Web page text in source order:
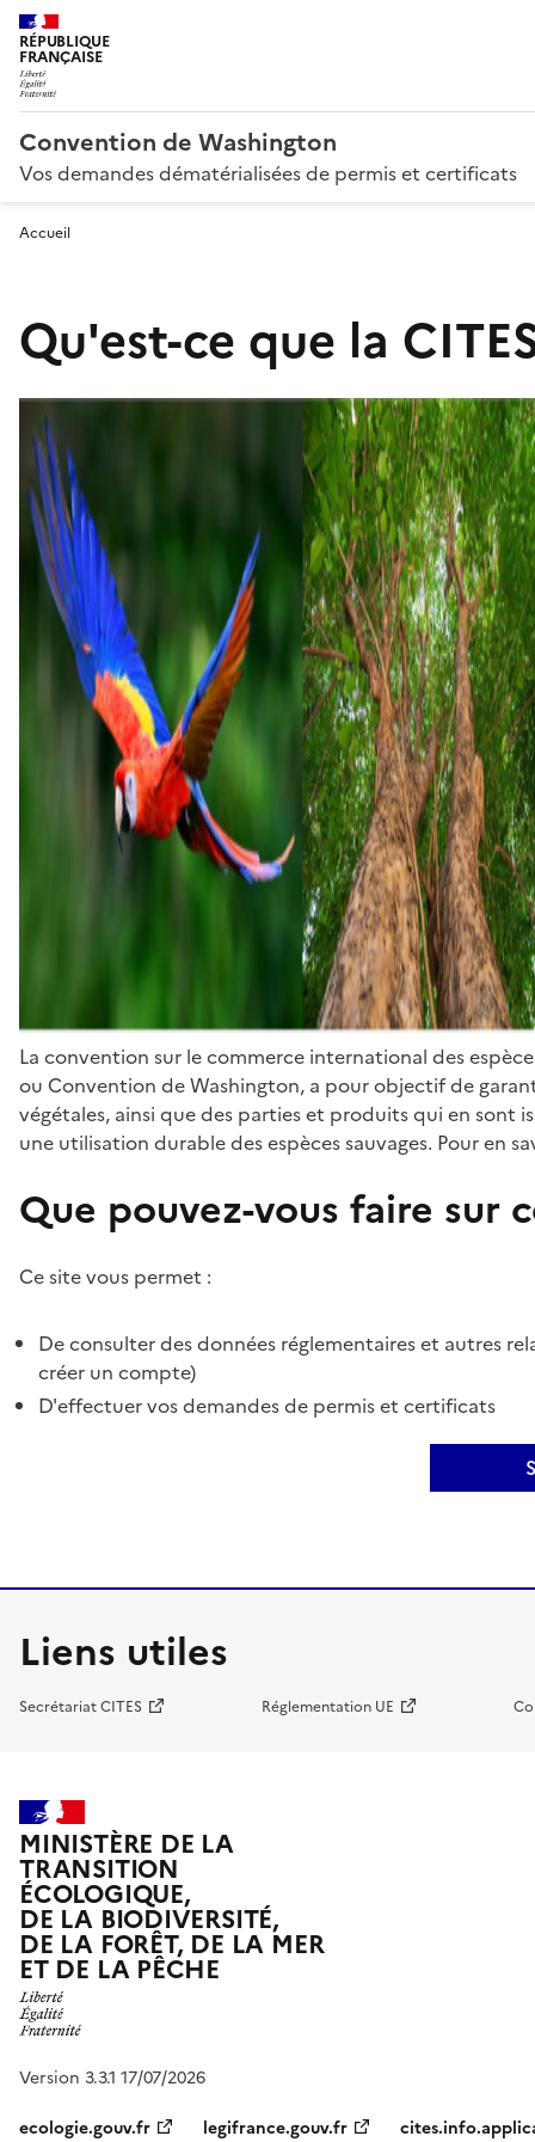
RÉPUBLIQUE
FRANÇAISE
Convention de Washington
Vos demandes dématérialisées de permis et certificats
Accueil
Qu'est-ce que la
La convention sur le commerce international des
ou Convention de Washington, a pour objectif de
végétales, ainsi que des parties et produits qui en sont
une utilisation durable des espèces sauvages. Pour en
Que pouvez-vous faire sur
Ce site vous permet :
De consulter des données réglementaires et autres
créer un compte)
D'effectuer vos demandes de permis et certificats
Liens utiles
Secrétariat CITES Réglementation UE
MINISTÈRE DE LA
TRANSITION
ÉCOLOGIQUE,
DE LA BIODIVERSITÉ,
DE LA FORÊT, DE LA MER
ET DE LA PÊCHE
Version 3.3.1 17/07/2026
ecologie.gouv.fr
legifrance.gouv.fr